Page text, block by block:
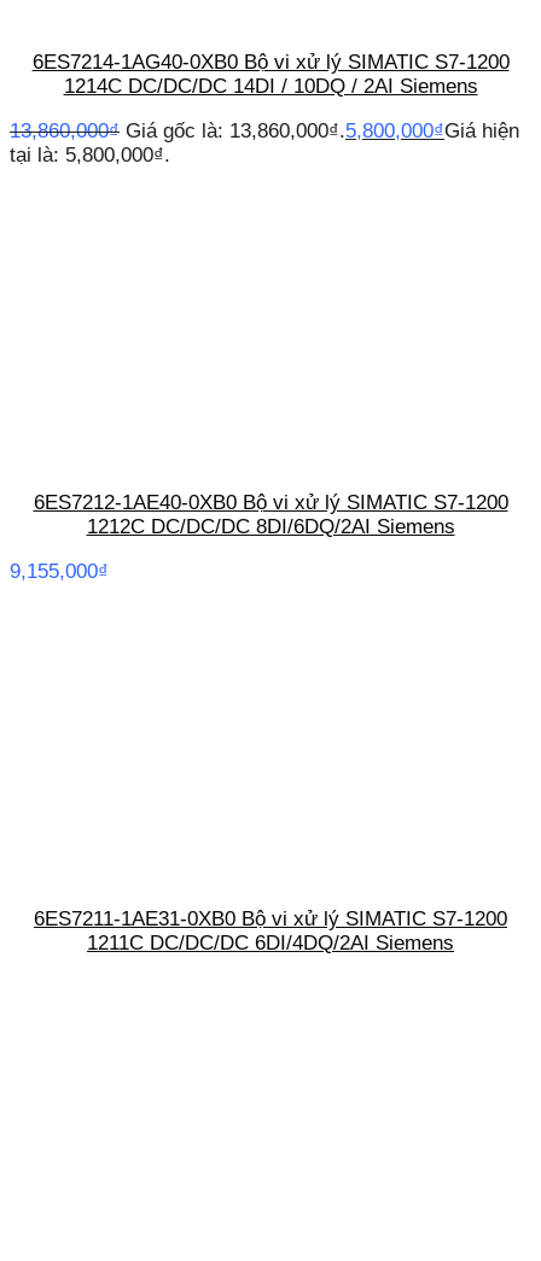
6ES7214-1AG40-0XB0 Bộ vi xử lý SIMATIC S7-1200
1214C DC/DC/DC 14DI / 10DQ / 2AI Siemens
13,860,000₫ Giá gốc là: 13,860,000₫.5,800,000₫Giá hiện
tại là: 5,800,000₫.
6ES7212-1AE40-0XB0 Bộ vi xử lý SIMATIC S7-1200
1212C DC/DC/DC 8DI/6DQ/2AI Siemens
9,155,000₫
6ES7211-1AE31-0XB0 Bộ vi xử lý SIMATIC S7-1200
1211C DC/DC/DC 6DI/4DQ/2AI Siemens